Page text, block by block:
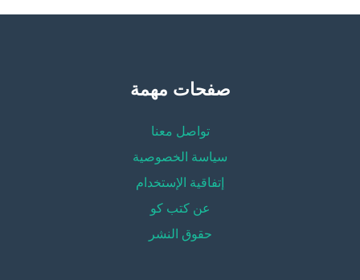
صفحات مهمة
تواصل معنا
سياسة الخصوصية
إتفاقية الإستخدام
عن كتب كو
حقوق النشر